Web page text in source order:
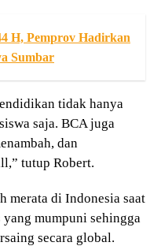
H, Pemprov Hadirkan
Sumbar
tidak hanya
saja. BCA juga
dan
tutup Robert.
merata di Indonesia saat
mumpuni sehingga
secara global.